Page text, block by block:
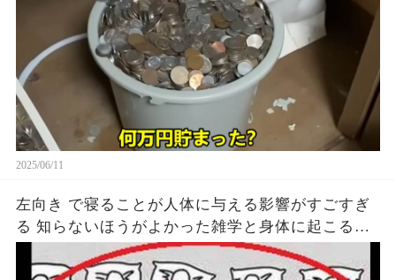
2025/06/11
左向き で寝ることが人体に与える影響がすごすぎ
る 知らないほうがよかった雑学と身体に起こる現
象がヤバい… 驚くべき 大人の 面白いけど知ると後
悔